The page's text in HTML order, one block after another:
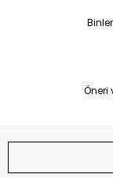
Öneri